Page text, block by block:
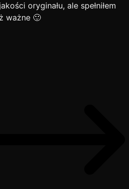
oryginału, ale spełniłem
ważne 🙂